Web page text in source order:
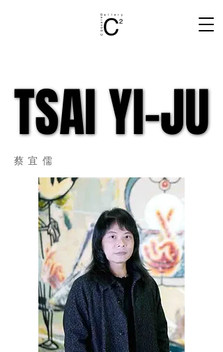
TSAI YI-JU
TSAI YI-JU
蔡宜儒